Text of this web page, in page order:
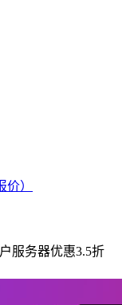
）
服务器优惠3.5折